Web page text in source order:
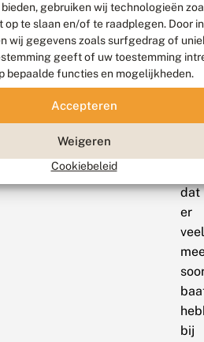
gebruiken wij technologieën
op te slaan en/of te raadplegen. Door
wij gegevens zoals surfgedrag of
geeft of uw toestemming
bepaalde functies en mogelijkheden.
Accepteren
Weigeren
Cookiebeleid
van
dat
er
veel
bij